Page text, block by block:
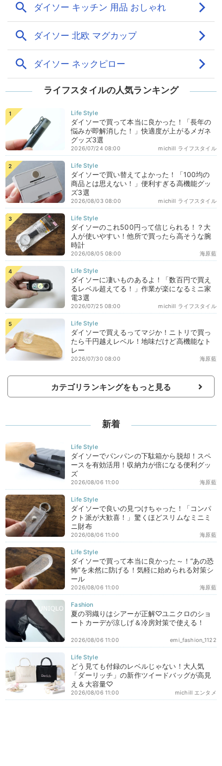
ライフスタイルの人気ランキング
ダイソーで買って本当に良かった！「長年の
悩みが即解消した！」快適度が上がるメガネ
グッズ3選
michill ライフスタイル
2026/07/24 08:00
ダイソーで買い替えてよかった！「100均の
商品とは思えない！」便利すぎる高機能グッ
ズ3選
michill ライフスタイル
2026/08/03 08:00
ダイソーのこれ500円って信じられる！？大
人が使いやすい！他所で買ったら高そうな腕
時計
海原藍
2026/08/05 08:00
ダイソーに凄いものあるよ！「数百円で買え
るレベル超えてる！」作業が楽になるミニ家
電3選
michill ライフスタイル
2026/07/25 08:00
ダイソーで買えるってマジか！ニトリで買っ
たら千円越えレベル！地味だけど高機能なト
レー
海原藍
2026/07/30 08:00
カテゴリランキングをもっと見る
新着
ダイソーでパンパンの下駄箱から脱却！スペ
ースを有効活用！収納力が倍になる便利グッ
ズ
海原藍
2026/08/06 11:00
ダイソーで良いの見つけちゃった！「コンパ
クト派が大歓喜！」驚くほどスリムなミニミ
ニ財布
海原藍
2026/08/06 11:00
ダイソーで買って本当に良かった～！“あの恐
怖”を未然に防げる！気軽に始められる対策シ
ール
海原藍
2026/08/06 11:00
夏の羽織りはシアーが正解♡ユニクロのショ
ートカーデが涼しげ＆冷房対策で使える！
emi_fashion_1122
2026/08/06 11:00
どう見ても付録のレベルじゃない！大人気
「ダーリッチ」の新作ツイードバッグが高見
え＆大容量♡
michill エンタメ
2026/08/06 11:00